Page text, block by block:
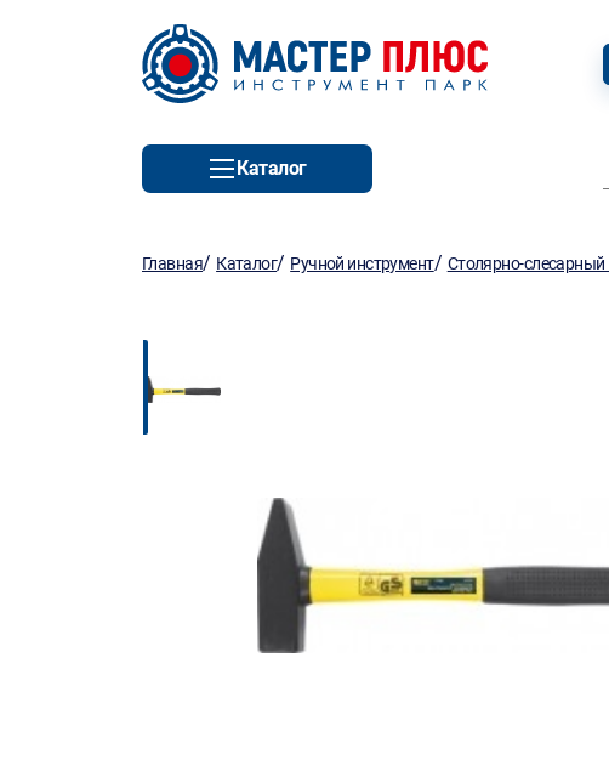
Каталог
Главная/ Каталог/ Ручной инструмент/ Столярно-слесарный